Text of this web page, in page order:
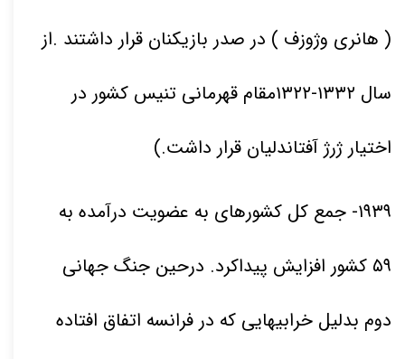
( هانری وژوزف ) در صدر بازیکنان قرار داشتند .از
سال ۱۳۲۲-۱۳۳۲مقام قهرمانی تنیس کشور در
اختیار ژرژ آفتاندلیان قرار داشت.)
۱۹۳۹- جمع کل کشورهای به عضویت درآمده به
۵۹ کشور افزایش پیداکرد. درحین جنگ جهانی
دوم بدلیل خرابیهایی که در فرانسه اتفاق افتاده